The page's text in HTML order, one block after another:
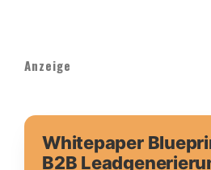
Anzeige